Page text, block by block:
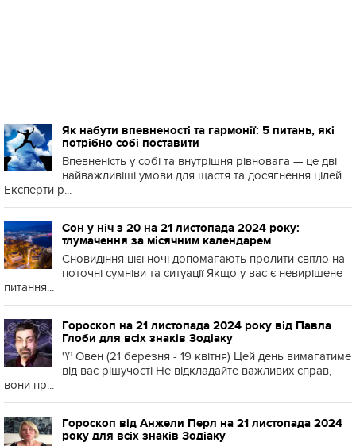
Як набути впевненості та гармонії: 5 питань, які
потрібно собі поставити
Впевненість у собі та внутрішня рівновага — це дві
найважливіші умови для щастя та досягнення цілей
Експерти р...
Сон у ніч з 20 на 21 листопада 2024 року:
тлумачення за місячним календарем
Сновидіння цієї ночі допомагають пролити світло на
поточні сумніви та ситуації Якщо у вас є невирішене
питання...
Гороскоп на 21 листопада 2024 року від Павла
Глоби для всіх знаків Зодіаку
♈️ Овен (21 березня - 19 квітня) Цей день вимагатиме
від вас рішучості Не відкладайте важливих справ,
вони пр...
Гороскоп від Анжели Перл на 21 листопада 2024
року для всіх знаків Зодіаку